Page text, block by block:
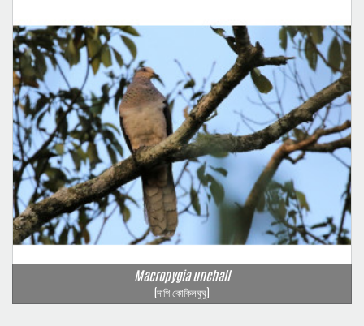
Macropygia unchall
(দাগি কোকিলঘুঘু)